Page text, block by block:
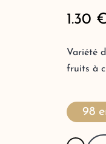
1.30 €
Variété
fruits à
98